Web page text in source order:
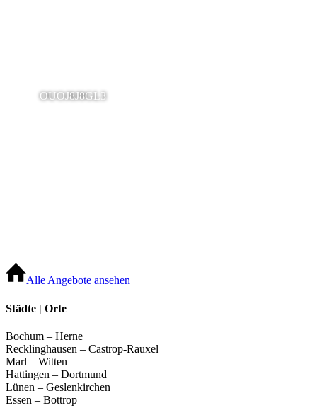
OUOJ8J8GL3
Alle Angebote ansehen
Städte | Orte
Bochum – Herne
Recklinghausen – Castrop-Rauxel
Marl – Witten
Hattingen – Dortmund
Lünen – Geslenkirchen
Essen – Bottrop